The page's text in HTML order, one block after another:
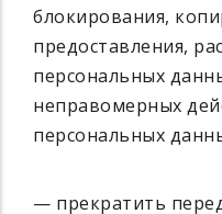
блокирования,
предоставления,
персональных
неправомерных
персональных
— прекратить